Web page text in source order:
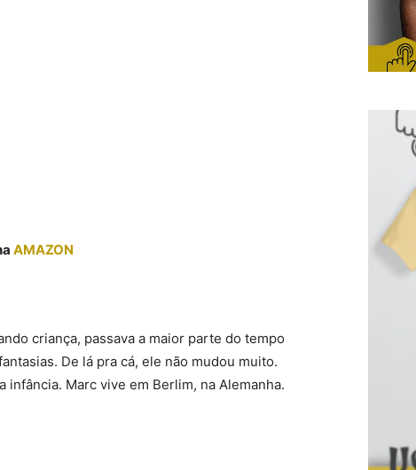
AMAZON
criança, passava a maior parte do tempo
De lá pra cá, ele não mudou muito.
Marc vive em Berlim, na Alemanha.